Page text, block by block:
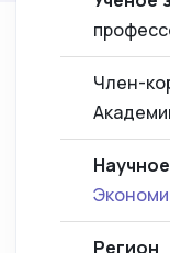
Член-
Регион